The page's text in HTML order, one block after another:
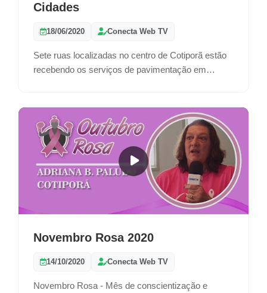
Cidades
18/06/2020 Conecta Web TV
Sete ruas localizadas no centro de Cotiporã estão
recebendo os serviços de pavimentação em
Novembro Rosa 2020
14/10/2020 Conecta Web TV
Novembro Rosa - Mês de conscientização e